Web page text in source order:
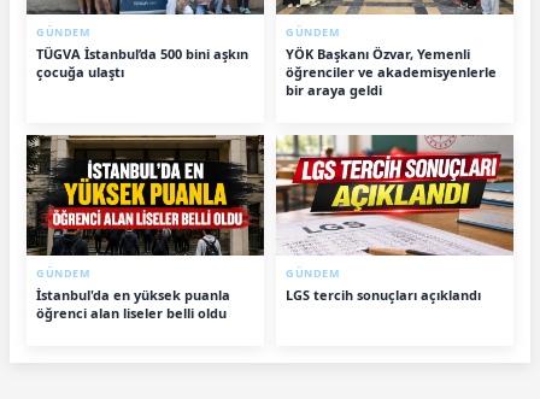
GÜNDEM
TÜGVA İstanbul’da 500 bini aşkın
çocuğa ulaştı
GÜNDEM
YÖK Başkanı Özvar, Yemenli
öğrenciler ve akademisyenlerle
bir araya geldi
GÜNDEM
İstanbul'da en yüksek puanla
öğrenci alan liseler belli oldu
GÜNDEM
LGS tercih sonuçları açıklandı